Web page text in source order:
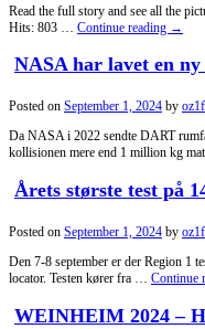
Read the full story and see all the
Hits: 803 … Continue reading →
NASA har lavet en
Posted on September 1, 2024 by
Da NASA i 2022 sendte DART
kollisionen mere end 1 million kg
Årets største test på
Posted on September 1, 2024 by
Den 7-8 september er der Region 1
locator. Testen kører fra … Continue
WEINHEIM 2024 –